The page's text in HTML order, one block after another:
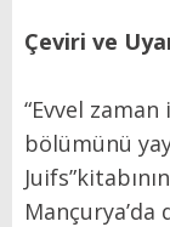
Çeviri ve
“Evvel
bölümünü
Mançurya’da